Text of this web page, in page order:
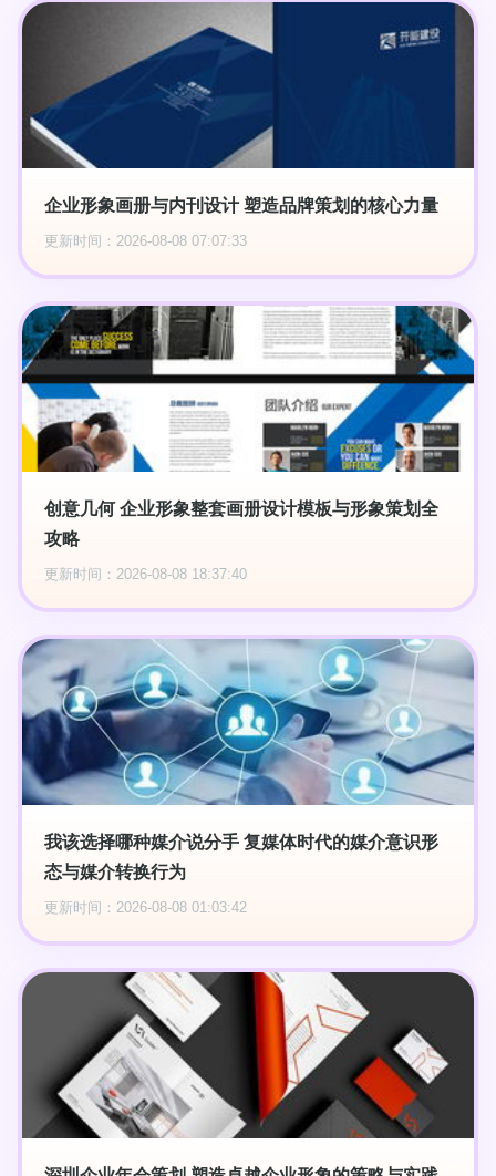
企业形象画册与内刊设计 塑造品牌策划的核心力量
更新时间：2026-08-08 07:07:33
创意几何 企业形象整套画册设计模板与形象策划全
攻略
更新时间：2026-08-08 18:37:40
我该选择哪种媒介说分手 复媒体时代的媒介意识形
态与媒介转换行为
更新时间：2026-08-08 01:03:42